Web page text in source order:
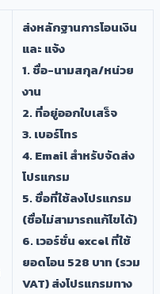
ส่งหลักฐานการโอนเงิน
และ แจ้ง
1. ชื่อ-นามสกุล/หน่วย
งาน
2. ที่อยู่ออกใบเสร็จ
3. เบอร์โทร
4. Email สำหรับจัดส่ง
โปรแกรม
5. ชื่อที่ใช้ลงโปรแกรม
(ชื่อไม่สามารถแก้ไขได้)
6. เวอร์ชั่น excel ที่ใช้
ยอดโอน 528 บาท (รวม
VAT) ส่งโปรแกรมทาง